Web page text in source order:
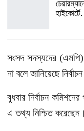
সংসদ সদস্যদের (এমপি)
না বলে জানিয়েছে
বুধবার নির্বাচন
এ তথ্য নিশ্চিত করেছেন।